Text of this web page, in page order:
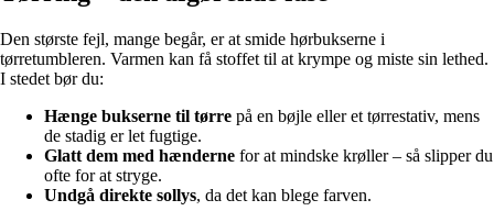
Den største fejl, mange begår, er at smide hørbukserne i
tørretumbleren. Varmen kan få stoffet til at krympe og miste sin lethed.
I stedet bør du:
Hænge bukserne til tørre på en bøjle eller et tørrestativ, mens
de stadig er let fugtige.
Glatt dem med hænderne for at mindske krøller – så slipper du
ofte for at stryge.
Undgå direkte sollys, da det kan blege farven.